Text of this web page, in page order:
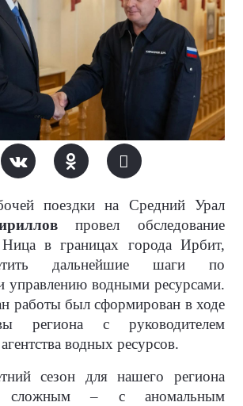
поездки на Средний Урал
провел обследование
Ница в границах города Ирбит,
дальнейшие шаги по
управлению водными ресурсами.
работы был сформирован в ходе
региона с руководителем
водных ресурсов.
сезон для нашего региона
сложным – с аномальным